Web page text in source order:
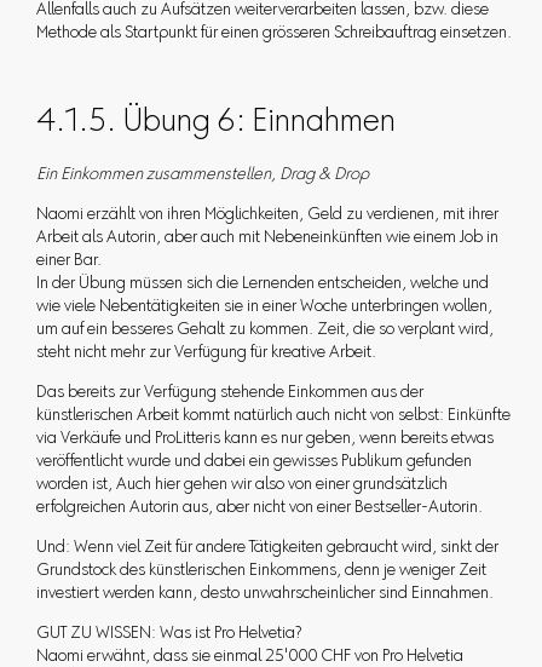
Allenfalls auch zu Aufsätzen weiterverarbeiten lassen, bzw. diese
Methode als Startpunkt für einen grösseren Schreibauftrag einsetzen.
4.1.5. Übung 6: Einnahmen
Ein Einkommen zusammenstellen, Drag & Drop
Naomi erzählt von ihren Möglichkeiten, Geld zu verdienen, mit ihrer
Arbeit als Autorin, aber auch mit Nebeneinkünften wie einem Job in
einer Bar.
In der Übung müssen sich die Lernenden entscheiden, welche und
wie viele Nebentätigkeiten sie in einer Woche unterbringen wollen,
um auf ein besseres Gehalt zu kommen. Zeit, die so verplant wird,
steht nicht mehr zur Verfügung für kreative Arbeit.
Das bereits zur Verfügung stehende Einkommen aus der
künstlerischen Arbeit kommt natürlich auch nicht von selbst: Einkünfte
via Verkäufe und ProLitteris kann es nur geben, wenn bereits etwas
veröffentlicht wurde und dabei ein gewisses Publikum gefunden
worden ist, Auch hier gehen wir also von einer grundsätzlich
erfolgreichen Autorin aus, aber nicht von einer Bestseller-Autorin.
Und: Wenn viel Zeit für andere Tätigkeiten gebraucht wird, sinkt der
Grundstock des künstlerischen Einkommens, denn je weniger Zeit
investiert werden kann, desto unwahrscheinlicher sind Einnahmen.
GUT ZU WISSEN: Was ist Pro Helvetia?
Naomi erwähnt, dass sie einmal 25'000 CHF von Pro Helvetia